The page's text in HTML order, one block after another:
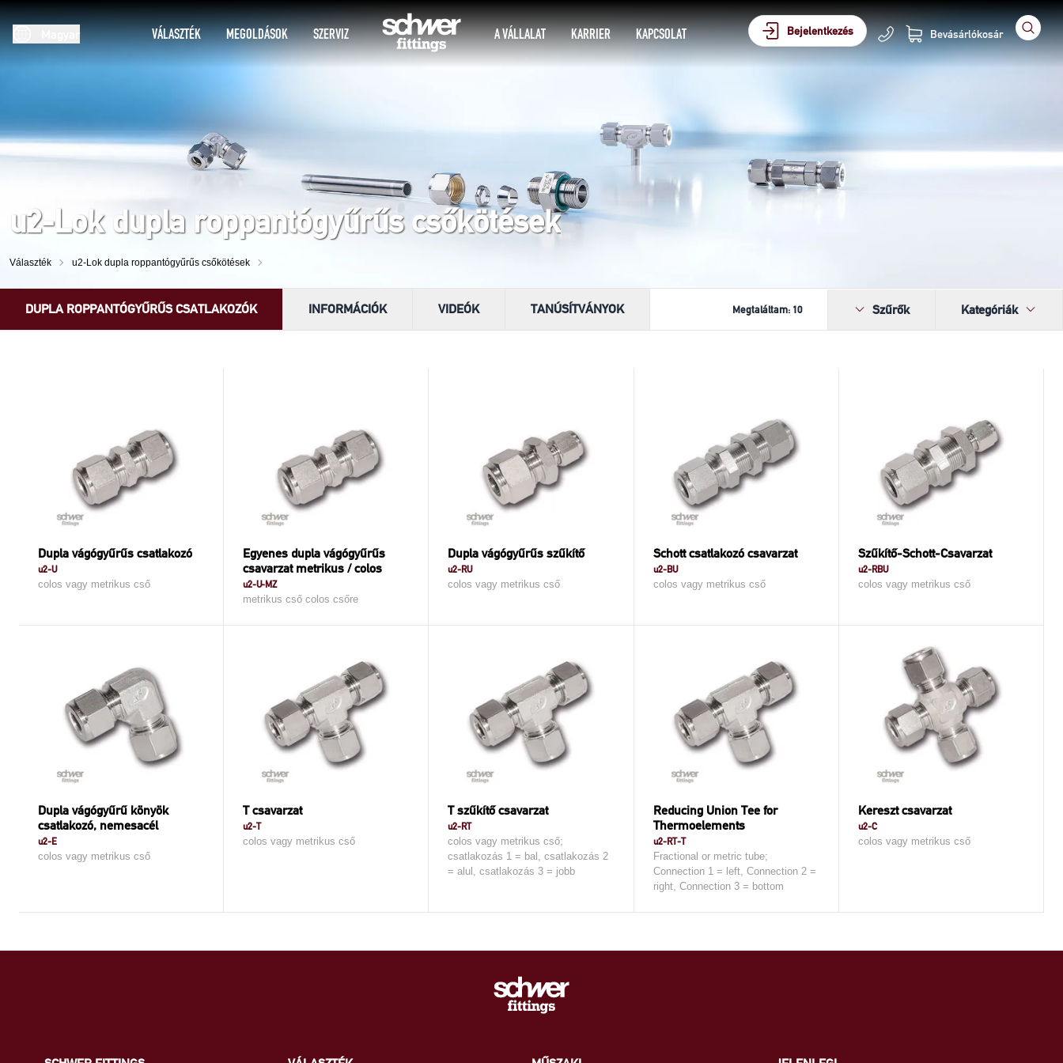
VÁLASZTÉK MEGOLDÁSOK SZERVIZ A VÁLLALAT KARRIER KAPCSOLAT Bejelentkezés Bevásárlókosár
u2-Lok dupla roppantógyűrűs csőkötések
Választék u2-Lok dupla roppantógyűrűs csőkötések
DUPLA ROPPANTÓGYŰRŰS CSATLAKOZÓK INFORMÁCIÓK VIDEÓK TANÚSÍTVÁNYOK Megtaláltam: 10 Szűrők Kategóriák
Dupla vágógyűrűs csatlakozó
u2-U
colos vagy metrikus cső
Egyenes dupla vágógyűrűs
csavarzat metrikus / colos
u2-U-MZ
metrikus cső colos csőre
Dupla vágógyűrűs szűkítő
u2-RU
colos vagy metrikus cső
Schott csatlakozó csavarzat
u2-BU
colos vagy metrikus cső
Szűkítő-Schott-Csavarzat
u2-RBU
colos vagy metrikus cső
Dupla vágógyűrű könyök
csatlakozó, nemesacél
u2-E
colos vagy metrikus cső
T csavarzat
u2-T
colos vagy metrikus cső
T szűkítő csavarzat
u2-RT
colos vagy metrikus cső;
csatlakozás 1 = bal, csatlakozás 2
= alul, csatlakozás 3 = jobb
Reducing Union Tee for
Thermoelements
u2-RT-T
Fractional or metric tube;
Connection 1 = left, Connection 2 =
right, Connection 3 = bottom
Kereszt csavarzat
u2-C
colos vagy metrikus cső